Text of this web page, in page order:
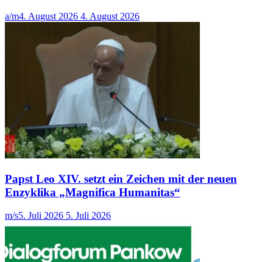
a/m4. August 2026 4. August 2026
Papst Leo XIV. setzt ein Zeichen mit der neuen
Enzyklika „Magnifica Humanitas“
m/s5. Juli 2026 5. Juli 2026